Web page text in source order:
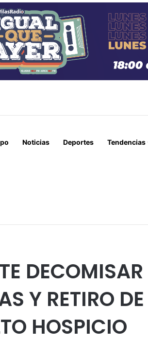
Y EXPLOTACIÓN SEXUAL EN IQUIQUE Y
Noticias Deportes Tendencias
DECOMISAR
Y RETIRO DE
HOSPICIO